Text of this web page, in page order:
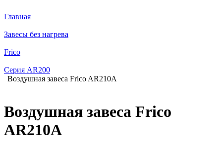
Главная
Завесы без нагрева
Frico
Серия AR200
Воздушная завеса Frico AR210A
Воздушная завеса Frico
AR210A